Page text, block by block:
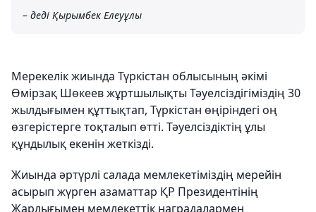
– деді Қырымбек Елеуұлы
Мерекелік жиында Түркістан облысының әкімі
Өмірзақ Шөкеев жұртшылықты Тәуелсіздігіміздің 30
жылдығымен құттықтап, Түркістан өңіріндегі оң
өзгерістерге тоқталып өтті. Тәуелсіздіктің ұлы
құндылық екенін жеткізді.
Жиында әртүрлі салада мемлекетіміздің мерейін
асырып жүрген азаматтар ҚР Президентінің
Жарлығымен мемлекеттік наградалармен